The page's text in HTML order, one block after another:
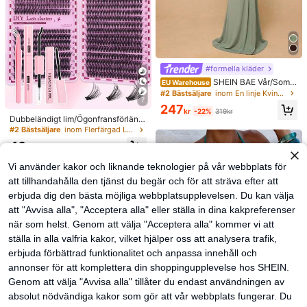
7
Dubbeländigt lim/Ögonfransförläng
ningskit/640 DIY falska minkfranskl
uster, D-curl, tjocka och fluffiga, 8–
mover och pincett efter behov. Lätt
a, återanvändbara och kostnadseff
ektiva, nybörjarvänliga för många ti
llfällen, estetiska
#2 Bästsäljare inom Flerfärgad Lösögonfransar och limkit
40
#formella kläder
EU Warehouse SHEIN BAE Vår/Somm
ar Dam Klänning i enfärgad grön me
d rynkade detaljer och sjöjungfrufål
l, elegant grön klänning, bröllopsgä
#2 Bästsäljare inom En linje Kvinnor Maxiklänningar
247kr -22% 319kr
Vi använder kakor och liknande teknologier på vår webbplats för
att tillhandahålla den tjänst du begär och för att sträva efter att
erbjuda dig den bästa möjliga webbplatsupplevelsen. Du kan välja
att "Avvisa alla", "Acceptera alla" eller ställa in dina kakpreferenser
när som helst. Genom att välja "Acceptera alla" kommer vi att
ställa in alla valfria kakor, vilket hjälper oss att analysera trafik,
erbjuda förbättrad funktionalitet och anpassa innehåll och
annonser för att komplettera din shoppingupplevelse hos SHEIN.
Genom att välja "Avvisa alla" tillåter du endast användningen av
absolut nödvändiga kakor som gör att vår webbplats fungerar. Du